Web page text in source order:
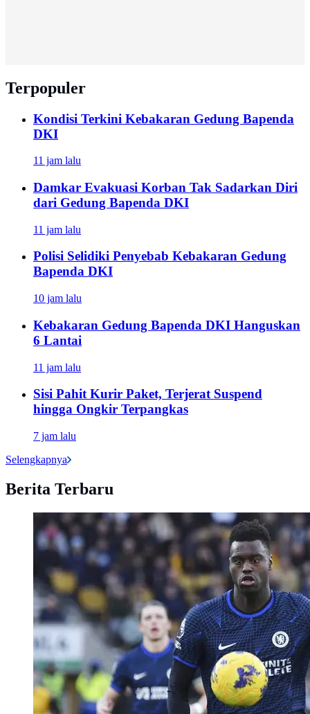
Terpopuler
Kondisi Terkini Kebakaran Gedung Bapenda
DKI
11 jam lalu
Damkar Evakuasi Korban Tak Sadarkan Diri
dari Gedung Bapenda DKI
11 jam lalu
Polisi Selidiki Penyebab Kebakaran Gedung
Bapenda DKI
10 jam lalu
Kebakaran Gedung Bapenda DKI Hanguskan
6 Lantai
11 jam lalu
Sisi Pahit Kurir Paket, Terjerat Suspend
hingga Ongkir Terpangkas
7 jam lalu
Selengkapnya
Berita Terbaru